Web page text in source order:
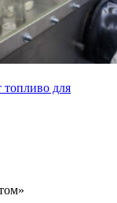
топливо для